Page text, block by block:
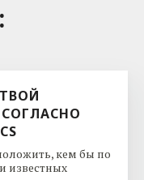
кем бы по
известных